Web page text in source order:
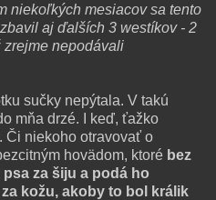
niekoľkých mesiacov sa tento
aj ďalších 3 westíkov - 2
zrejme nepodávali
sučky nepýtala. V takú
mňa drzé. I keď, ťažko
Či niekoho otravovať o
hovädom, ktoré bez
za šiju a podá ho
kožu, akoby to bol králik